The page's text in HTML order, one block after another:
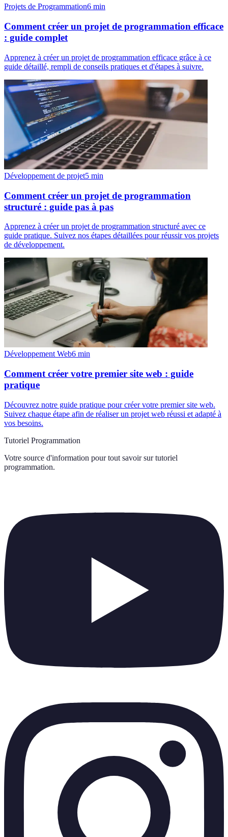
Projets de Programmation6 min
Comment créer un projet de programmation efficace
: guide complet
Apprenez à créer un projet de programmation efficace grâce à ce
guide détaillé, rempli de conseils pratiques et d'étapes à suivre.
Développement de projet5 min
Comment créer un projet de programmation
structuré : guide pas à pas
Apprenez à créer un projet de programmation structuré avec ce
guide pratique. Suivez nos étapes détaillées pour réussir vos projets
de développement.
Développement Web6 min
Comment créer votre premier site web : guide
pratique
Découvrez notre guide pratique pour créer votre premier site web.
Suivez chaque étape afin de réaliser un projet web réussi et adapté à
vos besoins.
Tutoriel Programmation
Votre source d'information pour tout savoir sur tutoriel
programmation.